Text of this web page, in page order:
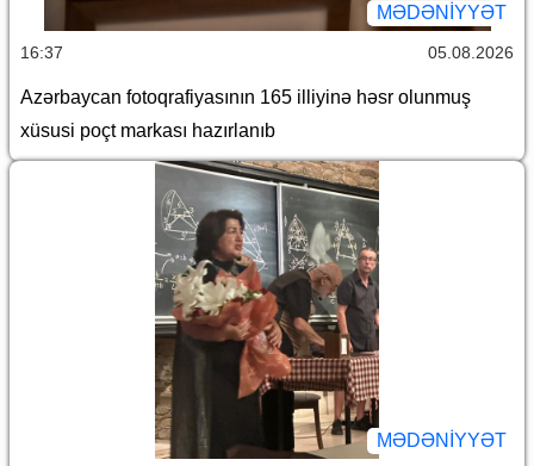
MƏDƏNIYYƏT
16:37 05.08.2026
Azərbaycan fotoqrafiyasının 165 illiyinə həsr olunmuş
xüsusi poçt markası hazırlanıb
MƏDƏNIYYƏT